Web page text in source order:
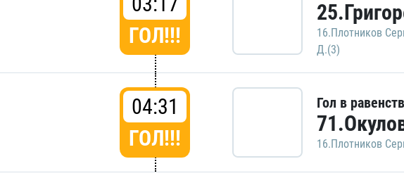
ГОЛ!!!
16.Плотников
Д.(3)
04:31
ГОЛ!!!
Гол в
16.Плотников